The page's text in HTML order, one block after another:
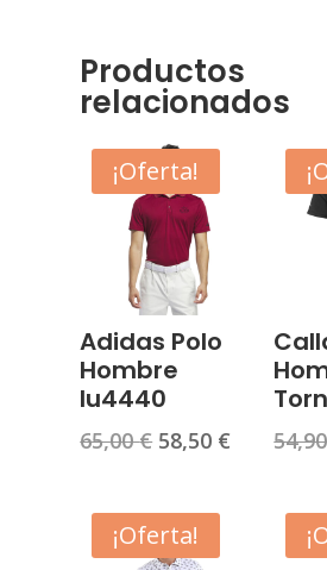
Productos
relacionados
¡Oferta!
Adidas Polo
Hombre
Iu4440
65,00€ El
era:
65,00 €.
58,50 €
58,50 €.
¡Oferta!